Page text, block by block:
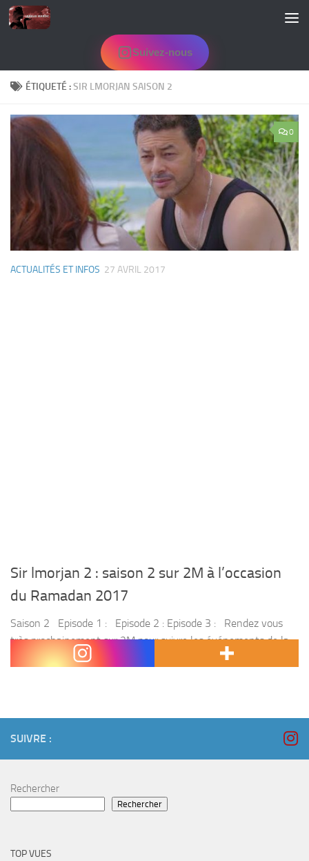
Skip to content
Suivez-nous
ÉTIQUETÉ :SIR LMORJAN SAISON 2
0
ACTUALITÉS ET INFOS 27 AVRIL 2017
Sir lmorjan 2 : saison 2 sur 2M à l’occasion
du Ramadan 2017
Saison 2 Episode 1 : Episode 2 : Episode 3 : Rendez vous
très prochainement sur 2M pour suivre les événements de la
série . Côté série, 2M propose la 2...
SUIVRE :
Rechercher
Rechercher
TOP VUES